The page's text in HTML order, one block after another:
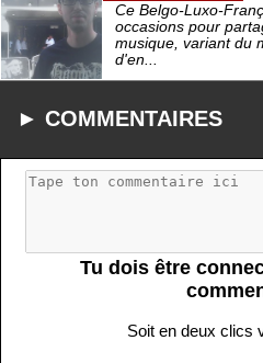
Ce Belgo-Luxo-
occasions pour
musique, variant du
d'en...
► COMMENTAIRES
Tu dois être
Soit en deux clics